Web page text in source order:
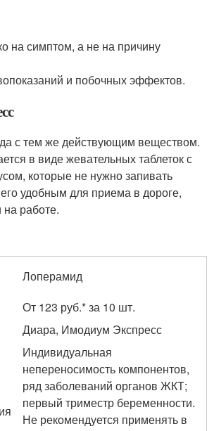
на симптом, а не на причину
и побочных эффектов.
с тем же действующим веществом.
в виде жевательных таблеток с
которые не нужно запивать
удобным для приема в дороге,
работе.
Лоперамид
От 123 руб.* за 10 шт.
Диара, Имодиум Экспресс
Индивидуальная
непереносимость компонентов,
ряд заболеваний органов ЖКТ;
первый триместр беременности.
Не рекомендуется применять в